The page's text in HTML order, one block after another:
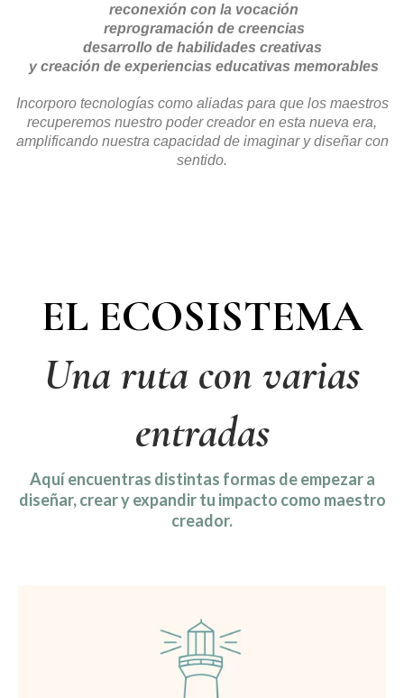
reconexión con la vocación
reprogramación de creencias
desarrollo de habilidades creativas
y creación de experiencias educativas memorables
Incorporo tecnologías como aliadas para que los maestros
recuperemos nuestro poder creador en esta nueva era,
amplificando nuestra capacidad de imaginar y diseñar con
sentido.
EL ECOSISTEMA
Una ruta con varias
entradas
Aquí encuentras distintas formas de empezar a
diseñar, crear y expandir tu impacto como maestro
creador.